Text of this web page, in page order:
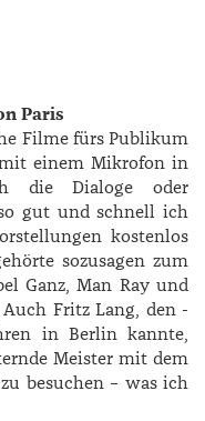
Paris
Filme fürs Publikum
einem Mikrofon in
die Dialoge oder
gut und schnell ich
kostenlos
sozusagen zum
Ganz, Man Ray und
Fritz Lang, den
in Berlin kannte,
Meister mit dem
besuchen – was ich